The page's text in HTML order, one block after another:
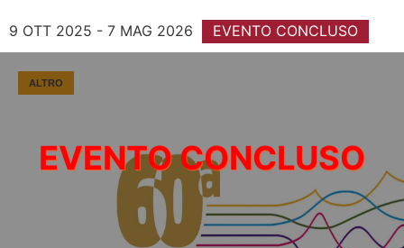
9 OTT 2025 - 7 MAG 2026 EVENTO CONCLUSO
ALTRO